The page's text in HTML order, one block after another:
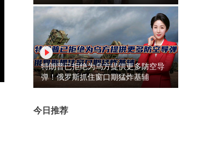
特朗普已拒绝为乌方提供更多防空导
弹！俄罗斯抓住窗口期猛炸基辅
今日推荐